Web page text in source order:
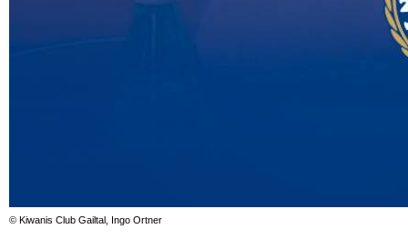
© Kiwanis Club Gailtal, Ingo Ortner